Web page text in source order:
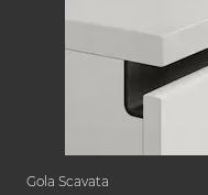
Gola Scavata